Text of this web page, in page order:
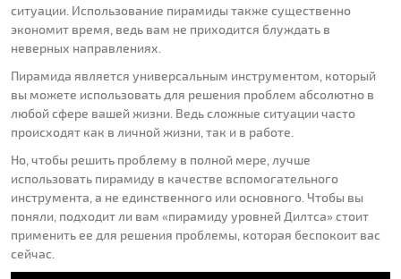
ситуации. Использование пирамиды также существенно
экономит время, ведь вам не приходится блуждать в
неверных направлениях.
Пирамида является универсальным инструментом, который
вы можете использовать для решения проблем абсолютно в
любой сфере вашей жизни. Ведь сложные ситуации часто
происходят как в личной жизни, так и в работе.
Но, чтобы решить проблему в полной мере, лучше
использовать пирамиду в качестве вспомогательного
инструмента, а не единственного или основного. Чтобы вы
поняли, подходит ли вам «пирамиду уровней Дилтса» стоит
применить ее для решения проблемы, которая беспокоит вас
сейчас.